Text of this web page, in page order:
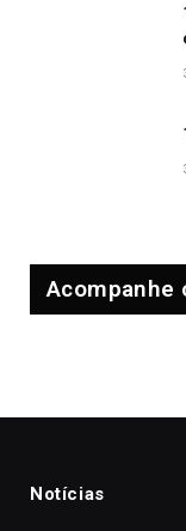
Acompanhe
Notícias